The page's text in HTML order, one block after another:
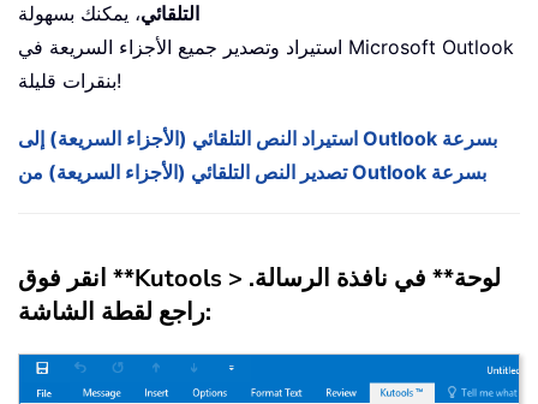
التلقائي، يمكنك بسهولة
استيراد وتصدير جميع الأجزاء السريعة في Microsoft Outlook
بنقرات قليلة!
استيراد النص التلقائي (الأجزاء السريعة) إلى Outlook بسرعة
تصدير النص التلقائي (الأجزاء السريعة) من Outlook بسرعة
انقر فوق **Kutools > لوحة** في نافذة الرسالة.
راجع لقطة الشاشة: